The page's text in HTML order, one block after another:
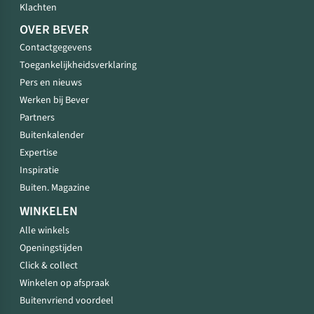
Klachten
OVER BEVER
Contactgegevens
Toegankelijkheidsverklaring
Pers en nieuws
Werken bij Bever
Partners
Buitenkalender
Expertise
Inspiratie
Buiten. Magazine
WINKELEN
Alle winkels
Openingstijden
Click & collect
Winkelen op afspraak
Buitenvriend voordeel